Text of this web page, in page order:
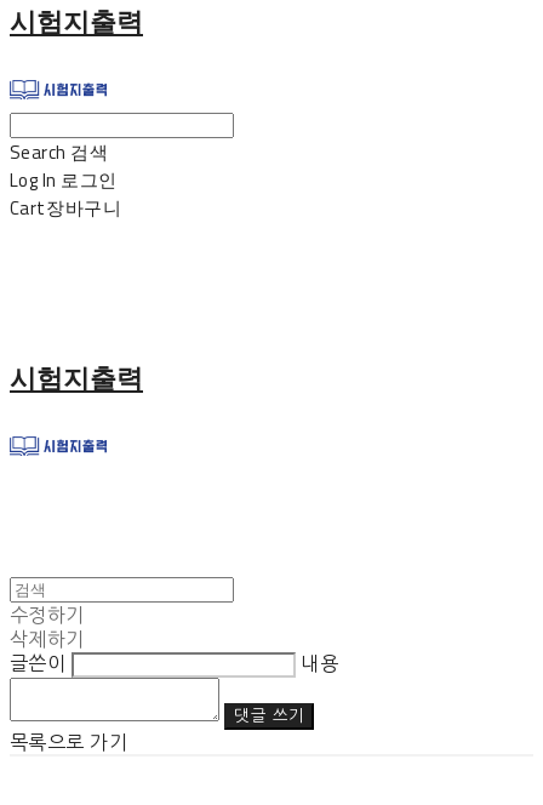
시험지출력
Search 검색
Log In 로그인
Cart장바구니
시험지출력
수정하기
삭제하기
글쓴이
내용
댓글 쓰기
목록으로 가기